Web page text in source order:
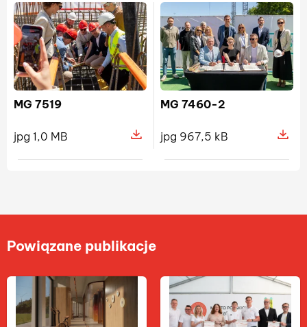
MG 7519
jpg 1,0 MB
MG 7460-2
jpg 967,5 kB
Powiązane publikacje